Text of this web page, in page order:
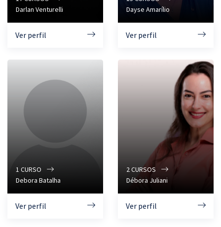
Darlan Venturelli
Ver perfil
Dayse Amarílio
Ver perfil
1 CURSO
Debora Batalha
Ver perfil
2CURSOS
Débora Juliani
Ver perfil